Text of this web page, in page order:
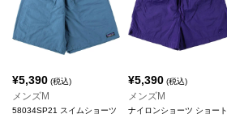
¥5,390 (税込)
メンズM
58034SP21 スイムショーツ
¥5,390(税込)
メンズM
ナイロンショーツ ショート